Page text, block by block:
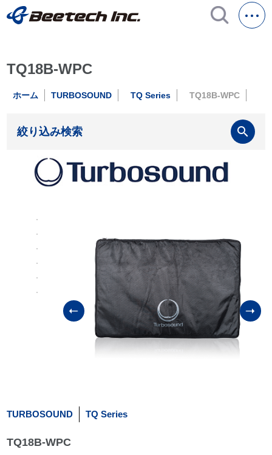
TQ18B-WPC
ホーム TURBOSOUND TQ Series TQ18B-WPC
絞り込み検索 search
TURBOSOUND TQ Series
TQ18B-WPC